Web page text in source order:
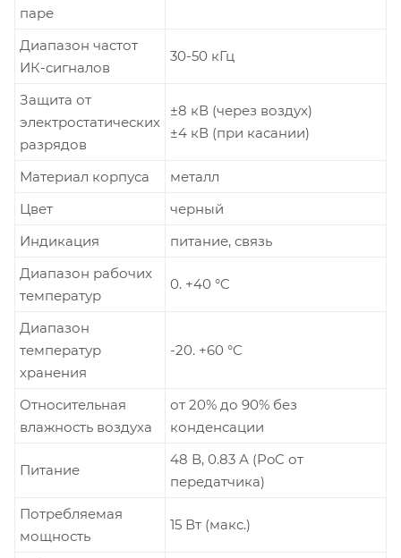
паре
Диапазон частот
ИК-сигналов
30-50 кГц
Защита от
электростатических
разрядов
±8 кВ (через воздух)
±4 кВ (при касании)
Материал корпуса
металл
Цвет
черный
Индикация
питание, связь
Диапазон рабочих
температур
0. +40 °C
Диапазон
температур
хранения
-20. +60 °C
Относительная
влажность воздуха
от 20% до 90% без
конденсации
Питание
48 В, 0.83 А (PoC от
передатчика)
Потребляемая
мощность
15 Вт (макс.)